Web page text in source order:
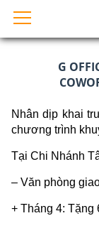
G
Nhân dịp khai
chương trình
Tại Chi Nhánh
– Văn phòng
+ Tháng 4: Tặng